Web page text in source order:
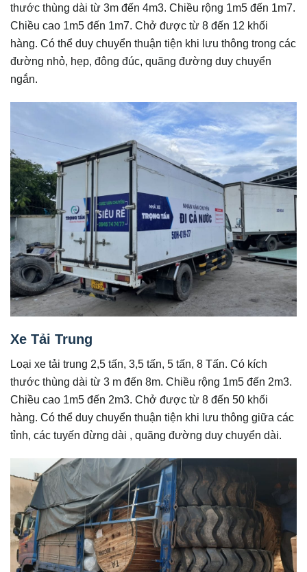
thước thùng dài từ 3m đến 4m3. Chiều rộng 1m5 đến 1m7.
Chiều cao 1m5 đến 1m7. Chở được từ 8 đến 12 khối
hàng. Có thể duy chuyển thuận tiện khi lưu thông trong các
đường nhỏ, hẹp, đông đúc, quãng đường duy chuyển
ngắn.
Xe Tải Trung
Loại xe tải trung 2,5 tấn, 3,5 tấn, 5 tấn, 8 Tấn. Có kích
thước thùng dài từ 3 m đến 8m. Chiều rộng 1m5 đến 2m3.
Chiều cao 1m5 đến 2m3. Chở được từ 8 đến 50 khối
hàng. Có thể duy chuyển thuận tiện khi lưu thông giữa các
tỉnh, các tuyến đừng dài , quãng đường duy chuyển dài.